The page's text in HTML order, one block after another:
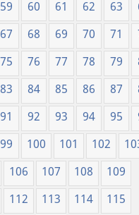
59 60 61 62 63
67 68 69 70 71
75 76 77 78 79
83 84 85 86 87
91 92 93 94 95
99 100 101 102
106 107 108
109
112 113 114
115